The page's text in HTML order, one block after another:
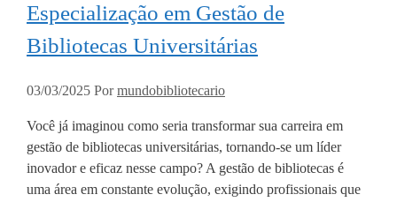
Especialização em Gestão de
Bibliotecas Universitárias
03/03/2025 Pormundobibliotecario
Você já imaginou como seria transformar sua carreira em
gestão de bibliotecas universitárias, tornando-se um líder
inovador e eficaz nesse campo? A gestão de bibliotecas é
uma área em constante evolução, exigindo profissionais que